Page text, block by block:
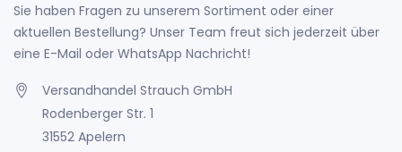
Sie haben Fragen zu unserem Sortiment oder einer
aktuellen Bestellung? Unser Team freut sich jederzeit über
eine E-Mail oder WhatsApp Nachricht!
Versandhandel Strauch GmbH
Rodenberger Str. 1
31552 Apelern